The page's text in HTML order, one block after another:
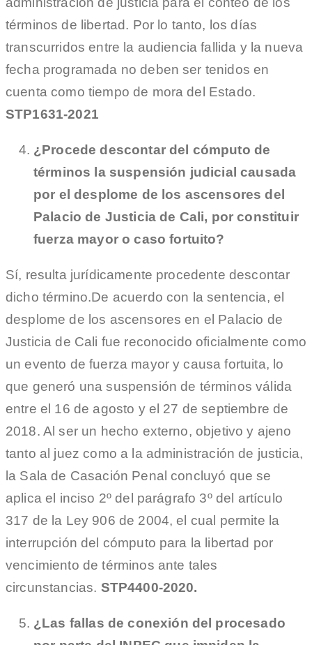
términos de libertad. Por lo tanto, los días
transcurridos entre la audiencia fallida y la nueva
fecha programada no deben ser tenidos en
cuenta como tiempo de mora del Estado.
STP1631-2021
¿Procede descontar del cómputo de
términos la suspensión judicial causada
por el desplome de los ascensores del
Palacio de Justicia de Cali, por constituir
fuerza mayor o caso fortuito?
Sí, resulta jurídicamente procedente descontar
dicho término.De acuerdo con la sentencia, el
desplome de los ascensores en el Palacio de
Justicia de Cali fue reconocido oficialmente como
un evento de fuerza mayor y causa fortuita, lo
que generó una suspensión de términos válida
entre el 16 de agosto y el 27 de septiembre de
2018. Al ser un hecho externo, objetivo y ajeno
tanto al juez como a la administración de justicia,
la Sala de Casación Penal concluyó que se
aplica el inciso 2º del parágrafo 3º del artículo
317 de la Ley 906 de 2004, el cual permite la
interrupción del cómputo para la libertad por
vencimiento de términos ante tales
circunstancias. STP4400-2020.
¿Las fallas de conexión del procesado